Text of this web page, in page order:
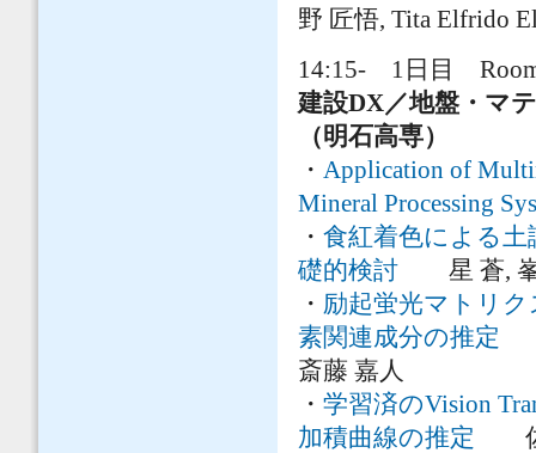
野 匠悟, Tita Elfrido
14:15- 1日目
建設DX／地盤・
（明石高専）
・ Application of
Mineral Processing
・ 食紅着色による
礎的検討 星 蒼, 峯
・ 励起蛍光マトリ
素関連成分の推定
斎藤 嘉人
・ 学習済のVision
加積曲線の推定 佐